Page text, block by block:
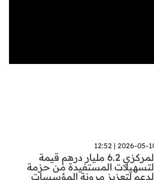
2026-05-10 |
المركزي 6.2 مليار درهم قيمة
المستفيدة من حزمة
لتعزيز مرونة المؤسسات